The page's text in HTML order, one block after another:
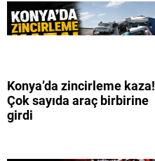
Konya’da zincirleme kaza!
Çok sayıda araç birbirine
girdi